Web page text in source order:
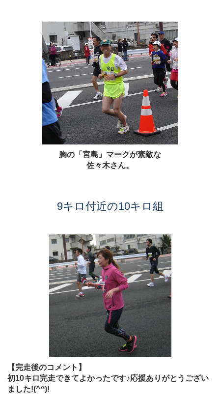
胸の「宮島」マークが素敵な
佐々木さん。
9キロ付近の10キロ組
【完走後のコメント】
初10キロ完走できてよかったです♪応援ありがとうござい
ました!(^^)!